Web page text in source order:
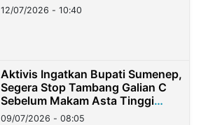
12/07/2026 - 10:40
Aktivis Ingatkan Bupati Sumenep,
Segera Stop Tambang Galian C
Sebelum Makam Asta Tinggi
Longsor
09/07/2026 - 08:05